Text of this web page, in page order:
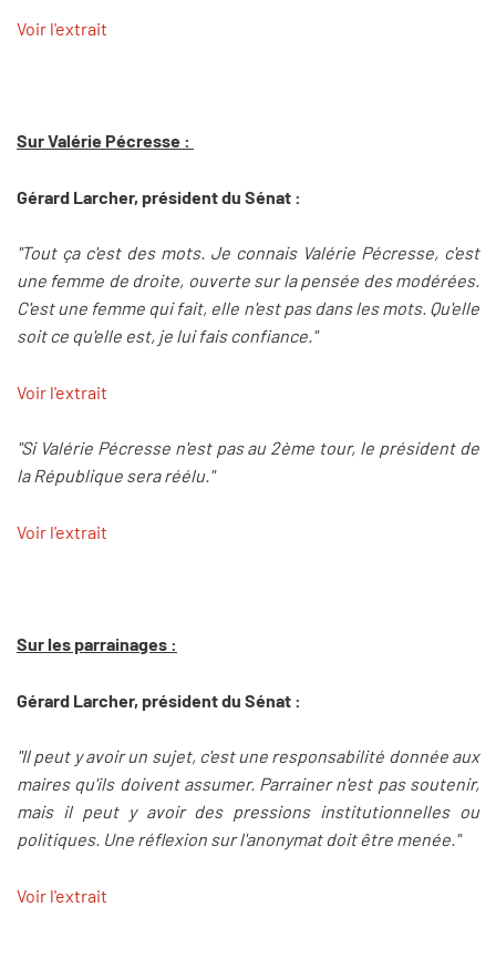
Voir l'extrait
Sur Valérie Pécresse :
Gérard Larcher, président du Sénat :
"Tout ça c'est des mots. Je connais Valérie Pécresse, c'est
une femme de droite, ouverte sur la pensée des modérées.
C'est une femme qui fait, elle n'est pas dans les mots. Qu'elle
soit ce qu'elle est, je lui fais confiance."
Voir l'extrait
"Si Valérie Pécresse n'est pas au 2ème tour, le président de
la République sera réélu."
Voir l'extrait
Sur les parrainages :
Gérard Larcher, président du Sénat :
"Il peut y avoir un sujet, c'est une responsabilité donnée aux
maires qu'ils doivent assumer. Parrainer n'est pas soutenir,
mais il peut y avoir des pressions institutionnelles ou
politiques. Une réflexion sur l'anonymat doit être menée."
Voir l'extrait